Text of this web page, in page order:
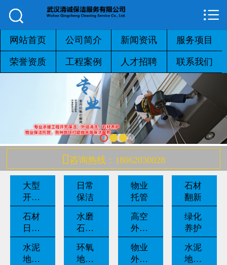
公司简介
新闻资讯
服务项目
荣誉资质
工程案例
人才招聘
联系我们
 

网站首页 公司简介 新闻资讯 服务项目
荣誉资质 工程案例 人才招聘 联系我们
咨询热线：18062030028
大型
开荒
保洁
日常
保洁
物业
托管
石材
翻新
石材
日常
养护
水磨
石翻
新
高空
外墙
清洗
绿化
养护
水泥
地坪
环氧
地坪
物业
外包
水泥
地坪